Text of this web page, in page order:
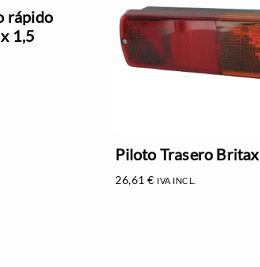
rápido
1,5
Piloto Trasero Britax
26,61€ IVA INCL.